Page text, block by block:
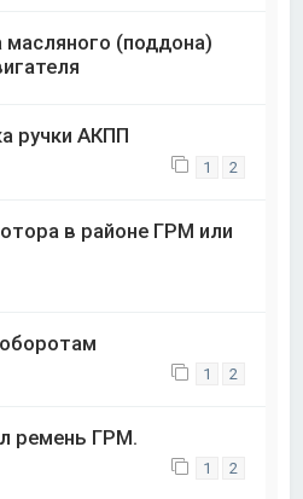
масляного (поддона)
ручки АКПП
1 2
в районе ГРМ или
1 2
ремень ГРМ.
1 2